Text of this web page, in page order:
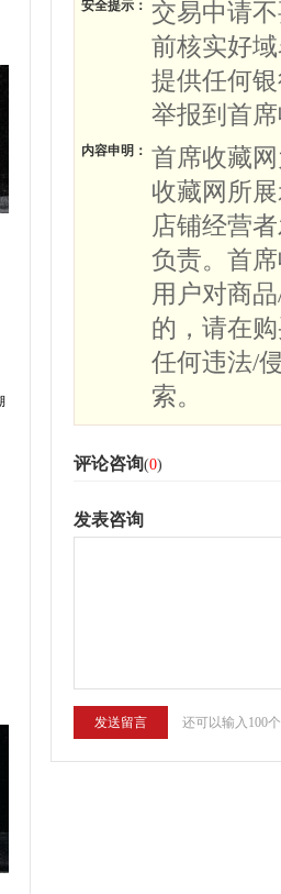
安全提示： 交易中请
前核实好
提供任何
举报到首
内容申明： 首席收藏
收藏网所
店铺经营
负责。首
用户对商
的，请在
任何违法/
索。
评论咨询(0)
发表咨询
还可以输入100